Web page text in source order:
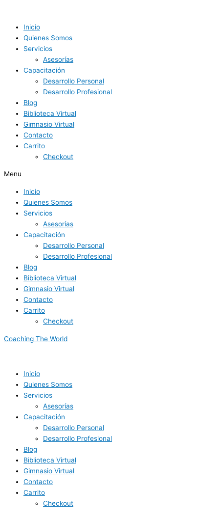
contenido
Inicio
Quienes Somos
Servicios
Asesorías
Capacitación
Desarrollo Personal
Desarrollo Profesional
Blog
Biblioteca Virtual
Gimnasio Virtual
Contacto
Carrito
Checkout
Menu
Inicio
Quienes Somos
Servicios
Asesorías
Capacitación
Desarrollo Personal
Desarrollo Profesional
Blog
Biblioteca Virtual
Gimnasio Virtual
Contacto
Carrito
Checkout
Coaching The World
Inicio
Quienes Somos
Servicios
Asesorías
Capacitación
Desarrollo Personal
Desarrollo Profesional
Blog
Biblioteca Virtual
Gimnasio Virtual
Contacto
Carrito
Checkout
Fitness
quantity